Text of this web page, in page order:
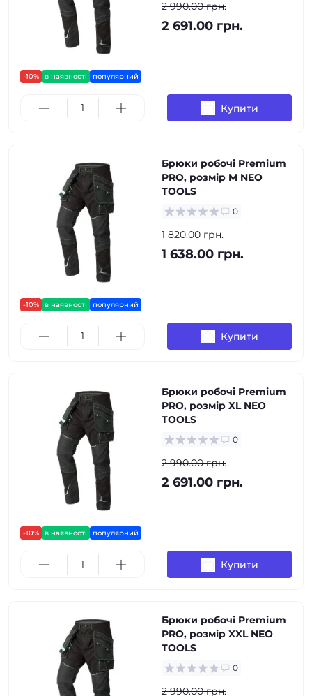
-10% в наявності популярний
2 990.00 грн.
2 691.00 грн.
Купити
-10% в наявності популярний
Брюки робочі Premium
PRO, розмір M NEO
TOOLS
0
1 820.00 грн.
1 638.00 грн.
Купити
-10% в наявності популярний
Брюки робочі Premium
PRO, розмір XL NEO
TOOLS
0
2 990.00 грн.
2 691.00 грн.
Купити
Брюки робочі Premium
PRO, розмір XXL NEO
TOOLS
0
2 990.00 грн.